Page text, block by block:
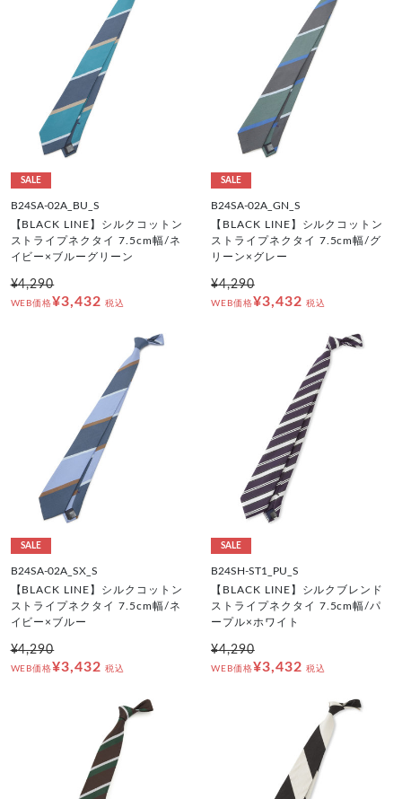
SALE
B24SA-02A_BU_S
【BLACK LINE】シルクコットン
ストライプネクタイ 7.5cm幅/ネ
イビー×ブルーグリーン
¥4,290
WEB価格¥3,432 税込
SALE
B24SA-02A_GN_S
【BLACK LINE】シルクコットン
ストライプネクタイ 7.5cm幅/グ
リーン×グレー
¥4,290
WEB価格¥3,432 税込
SALE
B24SA-02A_SX_S
【BLACK LINE】シルクコットン
ストライプネクタイ 7.5cm幅/ネ
イビー×ブルー
¥4,290
WEB価格¥3,432 税込
SALE
B24SH-ST1_PU_S
【BLACK LINE】シルクブレンド
ストライプネクタイ 7.5cm幅/パ
ープル×ホワイト
¥4,290
WEB価格¥3,432 税込